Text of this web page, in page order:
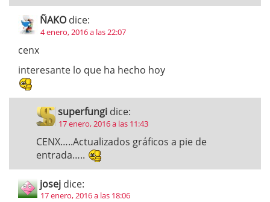
ÑAKO dice:
4 enero, 2016 a las 22:07
cenx
interesante lo que ha hecho hoy
superfungi dice:
17 enero, 2016 a las 11:43
CENX…..Actualizados gráficos a pie de
entrada…..
josej dice:
17 enero, 2016 a las 18:06